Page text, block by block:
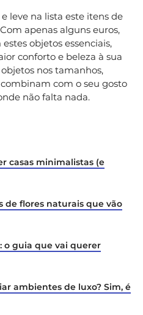
leve na lista este itens de
apenas alguns euros,
objetos essenciais,
conforto e beleza à sua
nos tamanhos,
com o seu gosto
não falta nada.
casas minimalistas (e
de flores naturais que vão
o guia que vai querer
ambientes de luxo? Sim, é